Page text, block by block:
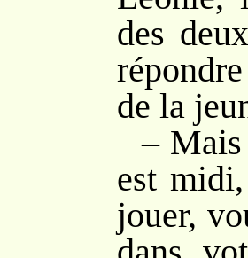
des
de la
–
est
jouer,